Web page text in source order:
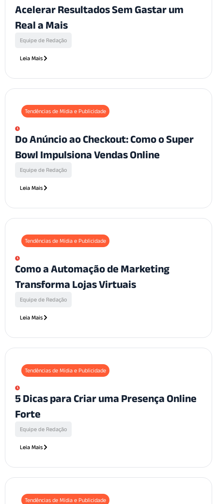
Acelerar Resultados Sem Gastar um
Real a Mais
Equipe de Redação
Leia Mais
Tendências de Mídia e Publicidade
Do Anúncio ao Checkout: Como o Super
Bowl Impulsiona Vendas Online
Equipe de Redação
Leia Mais
Tendências de Mídia e Publicidade
Como a Automação de Marketing
Transforma Lojas Virtuais
Equipe de Redação
Leia Mais
Tendências de Mídia e Publicidade
5 Dicas para Criar uma Presença Online
Forte
Equipe de Redação
Leia Mais
Tendências de Mídia e Publicidade